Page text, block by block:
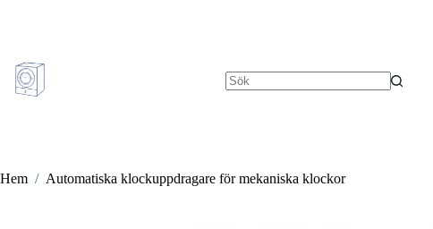
Hem / Automatiska klockuppdragare för mekaniska klockor